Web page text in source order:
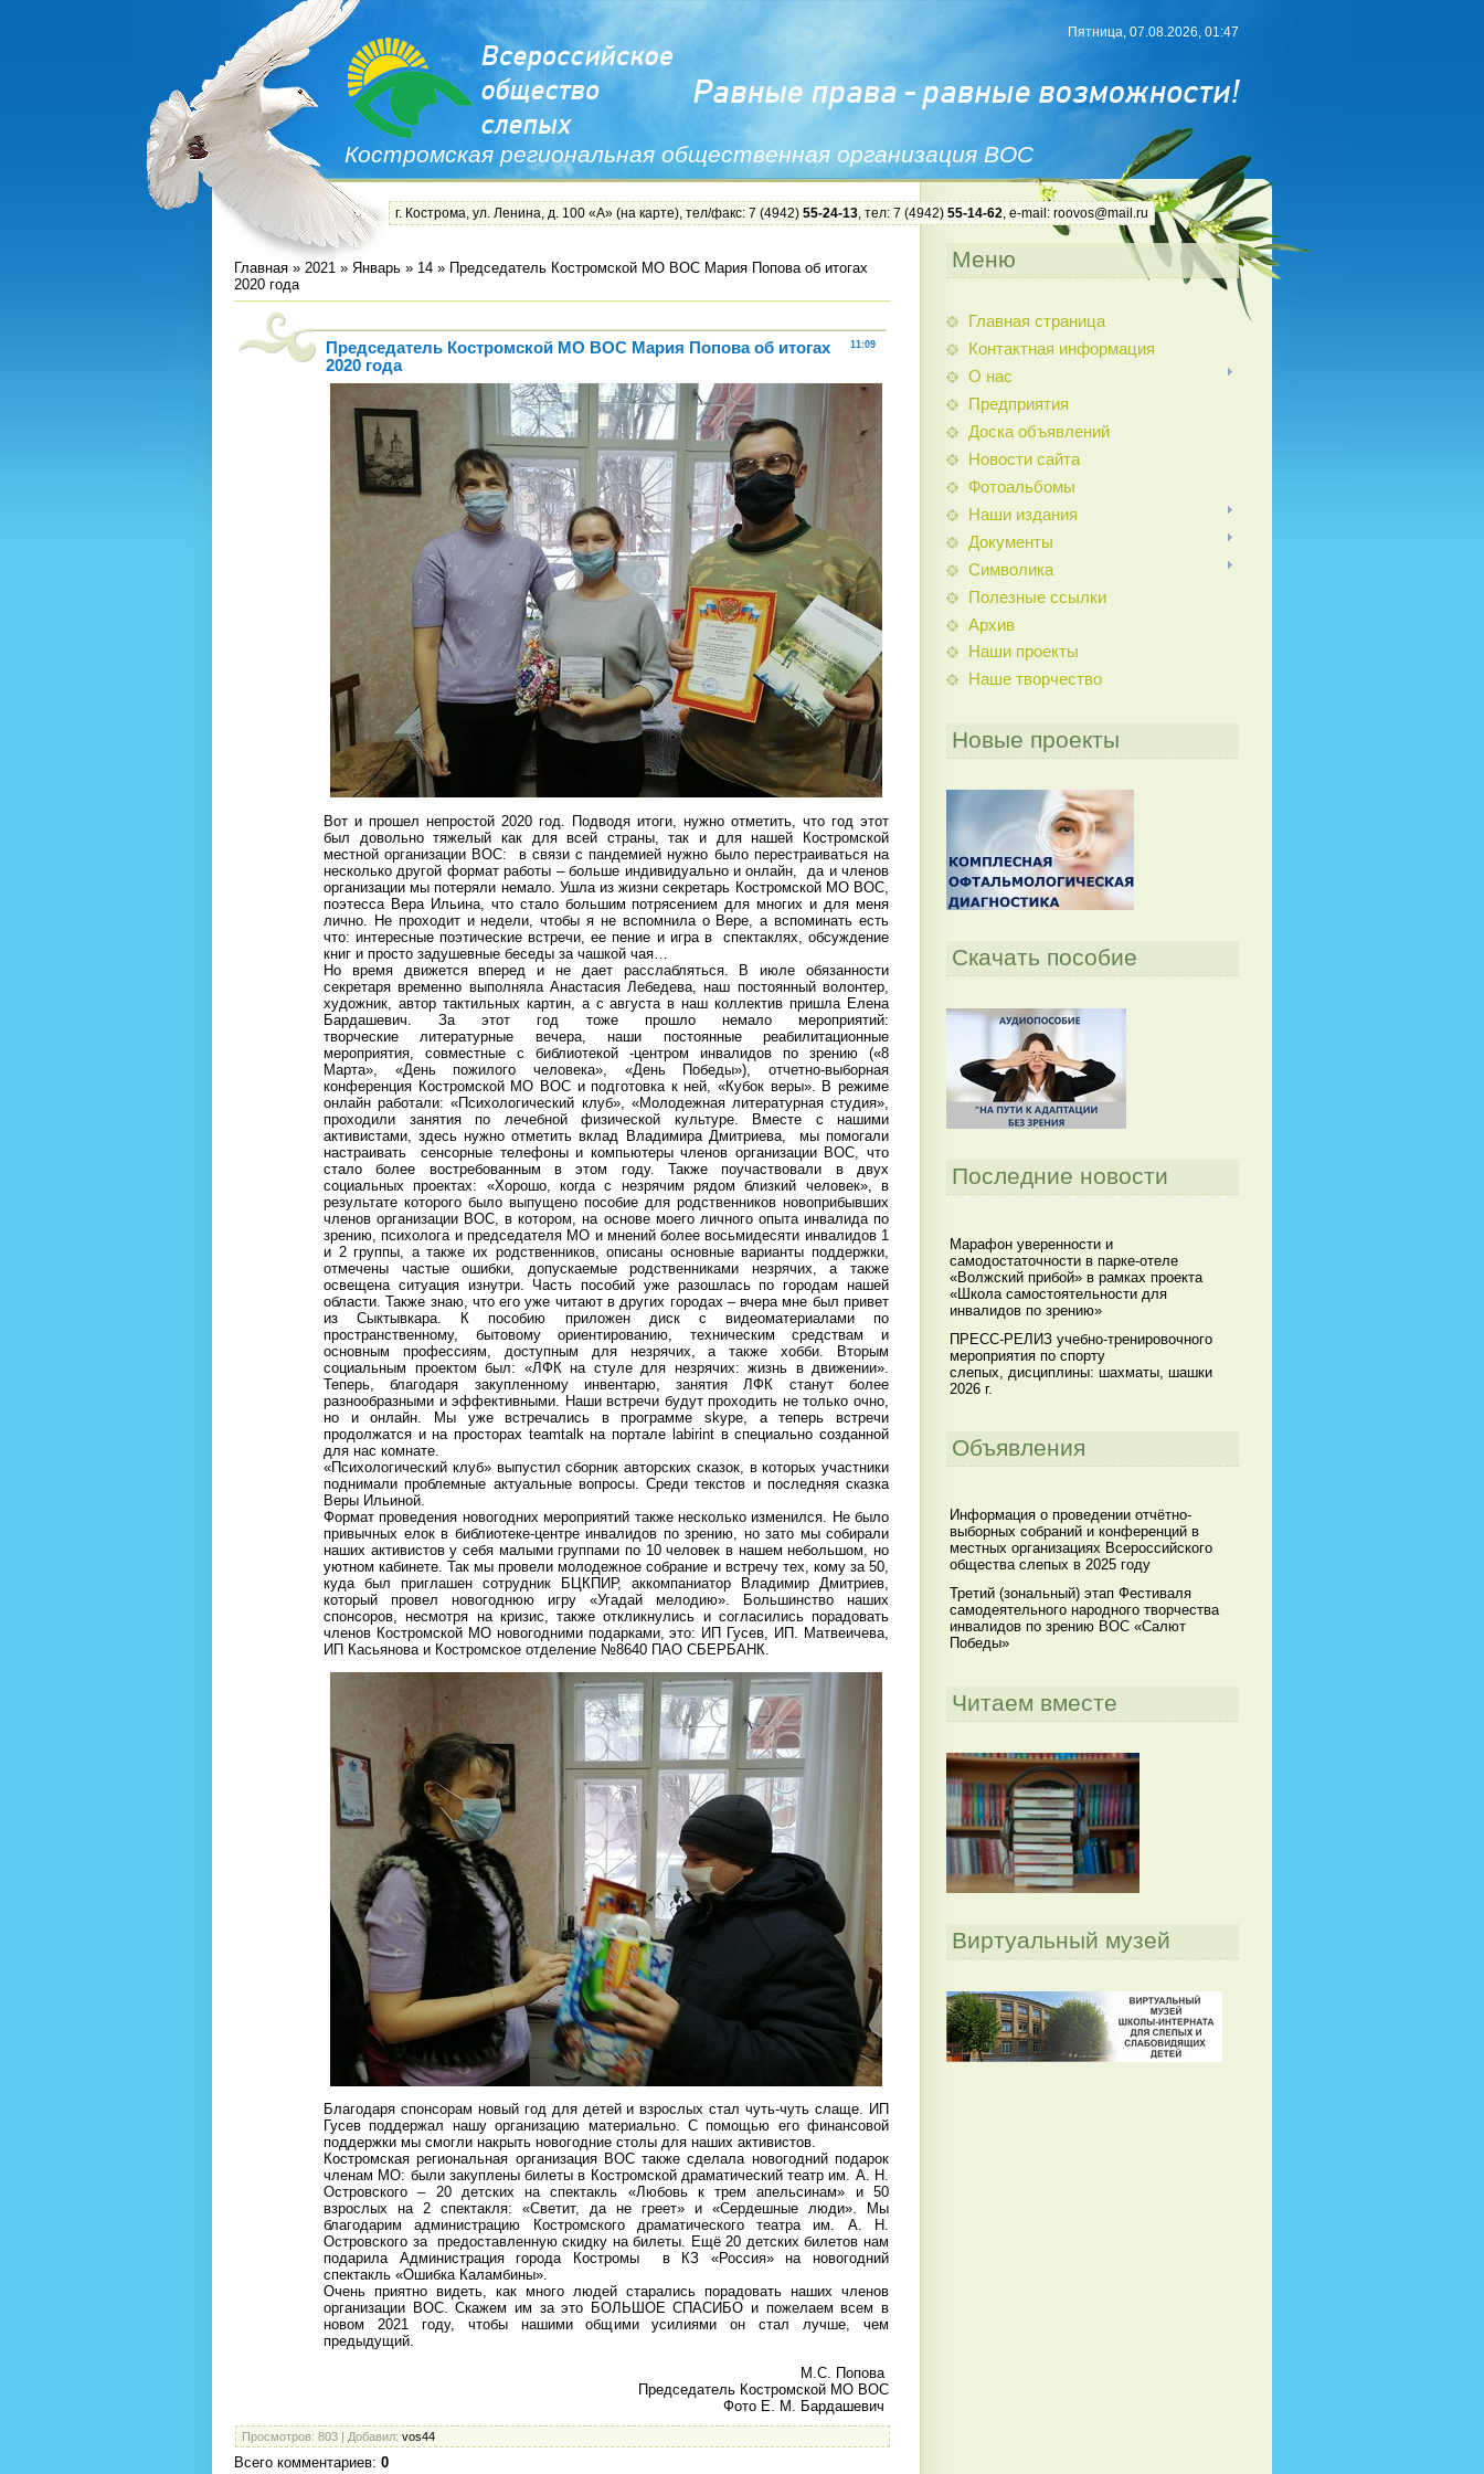
Костромская региональная общественная организация ВОС
Пятница, 07.08.2026, 01:47
г. Кострома, ул. Ленина, д. 100 «А» (на карте), тел/факс: 7 (4942) 55-24-13, тел: 7 (4942) 55-14-62, e-mail: roovos@mail.ru
Главная » 2021 » Январь » 14 » Председатель Костромской МО ВОС Мария Попова об итогах
2020 года
11:09
Председатель Костромской МО ВОС Мария Попова об итогах
2020 года
Вот и прошел непростой 2020 год. Подводя итоги, нужно отметить, что год этот
был довольно тяжелый как для всей страны, так и для нашей Костромской
местной организации ВОС: в связи с пандемией нужно было перестраиваться на
несколько другой формат работы – больше индивидуально и онлайн, да и членов
организации мы потеряли немало. Ушла из жизни секретарь Костромской МО ВОС,
поэтесса Вера Ильина, что стало большим потрясением для многих и для меня
лично. Не проходит и недели, чтобы я не вспомнила о Вере, а вспоминать есть
что: интересные поэтические встречи, ее пение и игра в спектаклях, обсуждение
книг и просто задушевные беседы за чашкой чая…
Но время движется вперед и не дает расслабляться. В июле обязанности
секретаря временно выполняла Анастасия Лебедева, наш постоянный волонтер,
художник, автор тактильных картин, а с августа в наш коллектив пришла Елена
Бардашевич. За этот год тоже прошло немало мероприятий:
творческие литературные вечера, наши постоянные реабилитационные
мероприятия, совместные с библиотекой -центром инвалидов по зрению («8
Марта», «День пожилого человека», «День Победы»), отчетно-выборная
конференция Костромской МО ВОС и подготовка к ней, «Кубок веры». В режиме
онлайн работали: «Психологический клуб», «Молодежная литературная студия»,
проходили занятия по лечебной физической культуре. Вместе с нашими
активистами, здесь нужно отметить вклад Владимира Дмитриева, мы помогали
настраивать сенсорные телефоны и компьютеры членов организации ВОС, что
стало более востребованным в этом году. Также поучаствовали в двух
социальных проектах: «Хорошо, когда с незрячим рядом близкий человек», в
результате которого было выпущено пособие для родственников новоприбывших
членов организации ВОС, в котором, на основе моего личного опыта инвалида по
зрению, психолога и председателя МО и мнений более восьмидесяти инвалидов 1
и 2 группы, а также их родственников, описаны основные варианты поддержки,
отмечены частые ошибки, допускаемые родственниками незрячих, а также
освещена ситуация изнутри. Часть пособий уже разошлась по городам нашей
области. Также знаю, что его уже читают в других городах – вчера мне был привет
из Сыктывкара. К пособию приложен диск с видеоматериалами по
пространственному, бытовому ориентированию, техническим средствам и
основным профессиям, доступным для незрячих, а также хобби. Вторым
социальным проектом был: «ЛФК на стуле для незрячих: жизнь в движении».
Теперь, благодаря закупленному инвентарю, занятия ЛФК станут более
разнообразными и эффективными. Наши встречи будут проходить не только очно,
но и онлайн. Мы уже встречались в программе skype, а теперь встречи
продолжатся и на просторах teamtalk на портале labirint в специально созданной
для нас комнате.
«Психологический клуб» выпустил сборник авторских сказок, в которых участники
поднимали проблемные актуальные вопросы. Среди текстов и последняя сказка
Веры Ильиной.
Формат проведения новогодних мероприятий также несколько изменился. Не было
привычных елок в библиотеке-центре инвалидов по зрению, но зато мы собирали
наших активистов у себя малыми группами по 10 человек в нашем небольшом, но
уютном кабинете. Так мы провели молодежное собрание и встречу тех, кому за 50,
куда был приглашен сотрудник БЦКПИР, аккомпаниатор Владимир Дмитриев,
который провел новогоднюю игру «Угадай мелодию». Большинство наших
спонсоров, несмотря на кризис, также откликнулись и согласились порадовать
членов Костромской МО новогодними подарками, это: ИП Гусев, ИП. Матвеичева,
ИП Касьянова и Костромское отделение №8640 ПАО СБЕРБАНК.
Благодаря спонсорам новый год для детей и взрослых стал чуть-чуть слаще. ИП
Гусев поддержал нашу организацию материально. С помощью его финансовой
поддержки мы смогли накрыть новогодние столы для наших активистов.
Костромская региональная организация ВОС также сделала новогодний подарок
членам МО: были закуплены билеты в Костромской драматический театр им. А. Н.
Островского – 20 детских на спектакль «Любовь к трем апельсинам» и 50
взрослых на 2 спектакля: «Светит, да не греет» и «Сердешные люди». Мы
благодарим администрацию Костромского драматического театра им. А. Н.
Островского за предоставленную скидку на билеты. Ещё 20 детских билетов нам
подарила Администрация города Костромы в КЗ «Россия» на новогодний
спектакль «Ошибка Каламбины».
Очень приятно видеть, как много людей старались порадовать наших членов
организации ВОС. Скажем им за это БОЛЬШОЕ СПАСИБО и пожелаем всем в
новом 2021 году, чтобы нашими общими усилиями он стал лучше, чем
предыдущий.
М.С. Попова
Председатель Костромской МО ВОС
Фото Е. М. Бардашевич
Просмотров: 803 | Добавил: vos44
Всего комментариев: 0
Меню
Главная страница
Контактная информация
О нас
Предприятия
Доска объявлений
Новости сайта
Фотоальбомы
Наши издания
Документы
Символика
Полезные ссылки
Архив
Наши проекты
Наше творчество
Новые проекты
Скачать пособие
Последние новости
Марафон уверенности и
самодостаточности в парке-отеле
«Волжский прибой» в рамках проекта
«Школа самостоятельности для
инвалидов по зрению»
ПРЕСС-РЕЛИЗ учебно-тренировочного
мероприятия по спорту
слепых, дисциплины: шахматы, шашки
2026 г.
Объявления
Информация о проведении отчётно-
выборных собраний и конференций в
местных организациях Всероссийского
общества слепых в 2025 году
Третий (зональный) этап Фестиваля
самодеятельного народного творчества
инвалидов по зрению ВОС «Салют
Победы»
Читаем вместе
Виртуальный музей